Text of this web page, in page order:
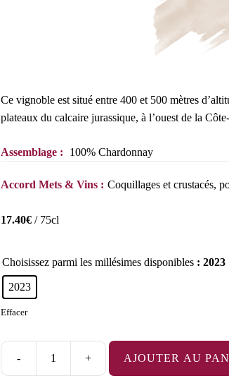
Ce vignoble est situé entre 400 et 500 mètres
plateaux du calcaire jurassique, à l’ouest de la
Assemblage : 100% Chardonnay
Accord Mets & Vins : Coquillages et crustacés,
17.40€ / 75cl
Choisissez parmi les millésimes disponibles : 2023
2023
Effacer
- + AJOUTER AU